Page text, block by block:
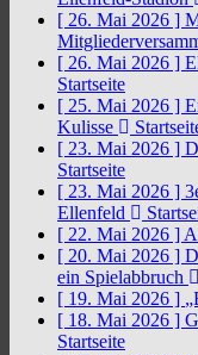
[ 26. Mai 2026 ]
[ 26. Mai 2026 ]
Startseite
[ 25. Mai 2026 ]
Kulisse
[ 23. Mai 2026 ]
Startseite
[ 23. Mai 2026 ]
Ellenfeld
[ 22. Mai 2026 ]
[ 20. Mai 2026 ]
ein Spielabbruch
[ 19. Mai 2026 ]
[ 18. Mai 2026 ]
Startseite